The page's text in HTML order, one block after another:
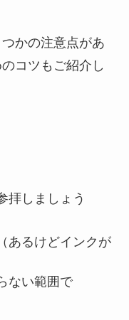
かの注意点があ
コツもご紹介し
拝しましょう
あるけどインクが
ない範囲で